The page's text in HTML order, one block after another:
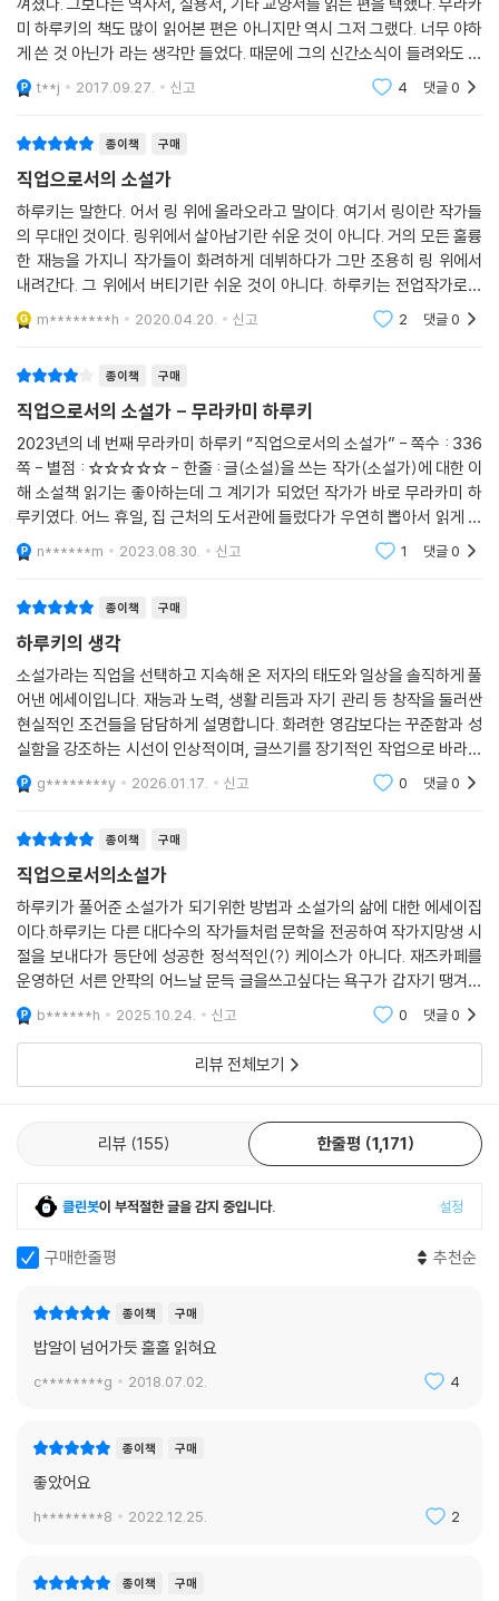
는 위치며 나아가야 할 방향이 잘 보였습니다. 만일 그런 정점定點이 없었
다면 아마 나는 곳곳에서 상당히 헤맸을 거라고 생각합니다.
--- p.104~105
그러면 무엇이 꼭 필요하고 무엇이 별로 필요하지 않은지, 혹은 전혀 불필
이것도 나 자신의 경험을 통해 말하자면, 매우 단순한 얘기지만 ‘그것을 하
고 있을 때, 당신은 즐거운가’라는 것이 한 가지 기준이라고 생각합니다. 당
신이 뭔가 자신에게 중요하다고 생각되는 행위에 몰두하고 있는데 만일 거
기서 자연 발생적인 즐거움이나 기쁨을 찾아낼 수 없다면, 그걸 하면서 가
슴이 두근두근 설레지 않는다면, 거기에는 뭔가 잘못된 것이나 조화롭지
못한 것이 있다는 얘기입니다. 그런 때는 다시 처음으로 돌아가 즐거움을
됩니다.
--- p.106
그런 건 예술가가 할 만한 짓이 아니다. 그래서야 공장이나 마찬가지 아니
냐, 라고 말하는 사람이 있을지도 모릅니다. 그렇지요, 분명 예술가가 할 만
한 짓은 아닌지도 모릅니다. 하지만 왜 소설가가 예술가가 아니어서는 안
되는가. 대체 누가 언제 그런 것을 정했는가. 아무도 정하지 않았습니다. 우
리는 자신이 하고 싶은 방식으로 소설을 쓰면 됩니다. 우선 ‘딱히 예술가가
가이기 이전에 자유인이어야 합니다. 내가 좋아하는 것을 내가 좋아하는
때에 나 좋을 대로 하는 것, 그것이 나에게는 자유인의 정의입니다. 예술가
가 되어서 세간의 시선을 의식하거나 부자유한 격식을 차리는 것보다 극히
평범한, 근처를 어슬렁거리는 자유인이면 됩니다.
--- p. 150~151
아울러 거기에는 아마 ‘자기 치유’적인 의미도 있었다고 생각합니다. 왜냐
가 내포되어 있기 때문입니다. 즉 자신을 상대화하는 것을 통해, 자신의 영
과정에서 불가피하게 발생하는 다양한 모순이나 뒤틀림, 일그러짐 등을 해
소해나간다―혹은 승화해나간다―는 것입니다. 그게 잘되면 그런 작용을
독자와 공유한다는 것입니다. 딱히 구체적으로 의식하지는 않았지만 내 마
음도 그때 그러한 자기 정화 작용을 본능적으로 추구했는지도 모릅니다.
그렇기 때문에 그야말로 지극히 자연스럽게 소설이 쓰고 싶어졌던 것이겠
지요.
‘어떤 특별한 것’이 점점 필요해지기 때문입니다. 그 나름의 재능은 물론 필
요하고 그만그만한 기개도 필요합니다. 또한 인생의 다른 다양한 일들과
마찬가지로 운이나 인연도 중요한 요소입니다. 하지만 거기에 더해서 어떤
종류의 ‘자격’ 같은 것이 요구됩니다. 이건 갖춰진 사람에게는 갖춰져 있고,
진 사람도 있는가 하면 후천적으로 고생고생 해가며 습득하는 사람도 있습
니다.
제2회 소설가가 된 무렵
첫 소설을 쓸 때 느꼈던, 문장을 만드는 일의 ‘기분 좋음’ ‘즐거움’은 지금도
기본적으로 변함이 없습니다. 날마다 새벽에 일어나 주방에서 커피를 데워
큼직한 머그잔에 따르고 그 잔을 들고 책상 앞에 앉아 컴퓨터를 켭니다(이
따금 원고지와 오래도록 애용해온 몽블랑 굵은 만년필이 그리워지지만).
복합니다. 솔직히 말해서, 뭔가 써내는 것을 고통이라고 느낀 적은 한 번도
없습니다. 소설이 안 써져서 고생했다는 경험도 (감사하게도) 없습니다.
아니, 그렇다기보다 내 생각에는, 만일 즐겁지 않다면 애초에 소설을 쓰는
의미 따위는 없습니다. 고역苦役으로서 소설을 쓴다는 사고방식에 나는
아무래도 익숙해지지 않습니다. 소설이라는 건 기본적으로 퐁퐁 샘솟듯이
쓰는 것이라고 생각합니다.
물론 이 두 사람은 과격한 예외인지도 모릅니다. 독자적인 스타일과 일관
느꼈던 것은, 혹은 태도로서 표명하고자 했던 것은 아마도 ‘참된 작가에게
는 문학상 따위보다 더 중요한 것이 아주 많다’라는 것이겠지요. 그 하나는,
자신이 의미 있는 것을 만들어내고 있다는 실감이고, 또 하나는 그 의미를
정당하게 평가해주는 독자가―그 수의 많고 적음은 제쳐두고―분명하게
존재한다는 실감입니다. 그 두 가지 확실한 실감만 있다면 작가에게 상이
라는 건 어떻게 되든 상관없는 것입니다. 그런 건 어디까지나 사회적인 혹
제4회 오리지낼리티에 대해서
내 생각에는(이라고 할까, 그렇기를 바라는 것인데) 그런 자유롭고 내추럴
한 감각이야말로 내가 쓰는 소설의 밑바탕에 자리한 것입니다. 그것이 기
동력이었습니다. 자동차로 비유하자면 엔진입니다. 다양한 표현 작업의 근
간에는 늘 풍성하고 자발적인 기쁨이 있어야만 합니다. 오리지낼리티는 바
로 그러한 자유로운 마음가짐을, 제약 없는 기쁨을, 많은 사람들에게 최대
한 생생한 그대로 전하고자 하는 자연스러운 욕구와 충동이 몰고 온 결과
적인 형체에 다름 아닌 것입니다.
다시 영화 얘기인데, 스티븐 스필버그가 제작한 《E. T.》에서 E. T.가 창고
의 잡동사니를 쓸어 모아 그걸로 즉석 통신 장치를 만들어내는 장면이 있
습니다. 기억나시는지요. 우산이라든가 전기스탠드라든가 식기라든가 전
축 등등, 한참 오래전에 본 영화라 자세한 건 잊어버렸지만 그 자리에 있던
가정용품을 이것저것 적당히 조합해 척척 만듭니다. 즉석에서 척척 만들었
어도 실은 몇천 광년 떨어진 모성母星과 연락이 가능한 본격적인 통신기
분명 그런 식으로 만들어지는 것입니다. 재료 그 자체의 질은 별로 중요하
지 않습니다. 무엇보다 거기에 반드시 있어야 하는 것은 ‘매직magic’입니
다. 일상적이고 소박한 재료밖에 없더라도, 간단하고 평이한 말밖에 쓰지
그러나 어떻든 우리에게는 각자 자신만의 ‘창고’가 필요합니다. 아무리 매
직을 구사하더라도 아무것도 없는 곳에서 실체를 만들어내지는 못합니다.
E. T.가 훌쩍 찾아와 “미안하지만 너의 창고 속 물건 몇 가지를 쓰게 해주겠
2025년은 예상치 못한 에세이집 출간으로 분주했다. 돌이켜 보면 밴드를
시작했던 때와 비슷한 점이 있어 흥미롭다. 아마추어로서의 활동이 직업의
세계로 슬쩍 발을 내밀 때, 무언가 책임지고 받아들이는 과정에서 마음가
여다보지 않았던 책들을 좀 읽어봐야 하는 거 아닌가 싶었다. 무라카미 하
루키는 소설보다 에세이가 더 좋다는 평을 종종 들었는데 에세이집을 거의
기일 수 있겠다는 생각이다.
- 윤덕원 (작가)
미 하루키의 책도 많이 읽어본 편은 아니지만 역시 그저 그랬다. 너무 야하
게 쓴 것 아닌가 라는 생각만 들었다. 때문에 그의 신간소식이 들려와도 대
체로 무덤덤히 넘겼다. 별로 살펴볼 생각도 없었다. 그러다 우연히 집어든
이 책, 에세
t**j 2017.09.27. 신고 4 댓글0
종이책 구매
직업으로서의 소설가
하루키는 말한다. 어서 링 위에 올라오라고 말이다. 여기서 링이란 작가들
의 무대인 것이다. 링위에서 살아남기란 쉬운 것이 아니다. 거의 모든 훌륭
한 재능을 가지니 작가들이 화려하게 데뷔하다가 그만 조용히 링 위에서
내려간다. 그 위에서 버티기란 쉬운 것이 아니다. 하루키는 전업작가로서
충고를 하고 있다. 그 길이 쉬운 길이 아님을 말이다. 때로는 장편 소설을
완성하고 나면
m********h 2020.04.20. 신고 2 댓글0
종이책 구매
직업으로서의 소설가 - 무라카미 하루키
2023년의 네 번째 무라카미 하루키 “직업으로서의 소설가” - 쪽수 : 336
쪽 - 별점 : ☆☆☆☆☆ - 한줄 : 글(소설)을 쓰는 작가(소설가)에 대한 이
해 소설책 읽기는 좋아하는데 그 계기가 되었던 작가가 바로 무라카미 하
루키였다. 어느 휴일, 집 근처의 도서관에 들렀다가 우연히 뽑아서 읽게 되
었던 책 ＜태엽 감는 새＞가 나의 소설책 읽기의 도화선이 되었다. 중고등
학교 시절에
n******m 2023.08.30. 신고 1 댓글0
종이책 구매
하루키의 생각
소설가라는 직업을 선택하고 지속해 온 저자의 태도와 일상을 솔직하게 풀
어낸 에세이입니다. 재능과 노력, 생활 리듬과 자기 관리 등 창작을 둘러싼
현실적인 조건들을 담담하게 설명합니다. 화려한 영감보다는 꾸준함과 성
실함을 강조하는 시선이 인상적이며, 글쓰기를 장기적인 작업으로 바라보
게 합니다. 창작의 본질과 직업적 글쓰기에 대해 차분히 성찰하고자 하는
독자에게 의미
g********y 2026.01.17. 신고 0 댓글0
종이책 구매
직업으로서의소설가
하루키가 풀어준 소설가가 되기위한 방법과 소설가의 삶에 대한 에세이집
이다.하루키는 다른 대다수의 작가들처럼 문학을 전공하여 작가지망생 시
절을 보내다가 등단에 성공한 정석적인(?) 케이스가 아니다. 재즈카페를
운영하던 서른 안팍의 어느날 문득 글을쓰고싶다는 욕구가 갑자기 땡겨서
그날부로 글을 쓰기 시작했고 작가가 된 특이케이스다. 그런면에서 나의
롤모델로서 적격이다
b******h 2025.10.24. 신고 0 댓글0
리뷰 전체보기
리뷰 155 한줄평 1,171
클린봇이 부적절한 글을 감지 중입니다. 설정
구매한줄평 추천순
종이책 구매
밥알이 넘어가듯 훌훌 읽혀요
c********g 2018.07.02. 4
종이책 구매
좋았어요
h********8 2022.12.25. 2
종이책 구매